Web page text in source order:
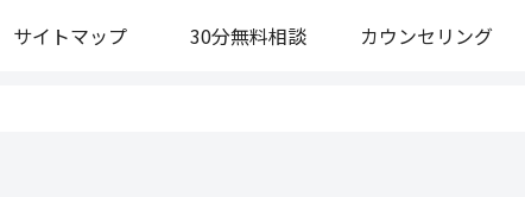
サイトマップ 30分無料相談 カウンセリング